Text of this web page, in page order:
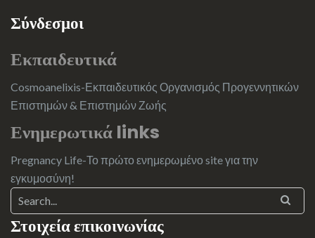
Σύνδεσμοι
Εκπαιδευτικά
Cosmoanelixis-Εκπαιδευτικός Οργανισμός Προγεννητικών
Επιστημών & Επιστημών Ζωής
Ενημερωτικά links
Pregnancy Life-Το πρώτο ενημερωμένο site για την
εγκυμοσύνη!
Στοιχεία επικοινωνίας